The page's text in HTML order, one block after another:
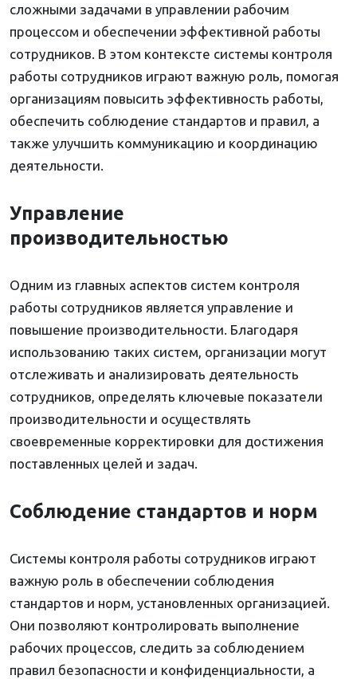
сложными задачами в управлении рабочим
процессом и обеспечении эффективной работы
сотрудников. В этом контексте системы контроля
работы сотрудников играют важную роль, помогая
организациям повысить эффективность работы,
обеспечить соблюдение стандартов и правил, а
также улучшить коммуникацию и координацию
деятельности.
Управление
производительностью
Одним из главных аспектов систем контроля
работы сотрудников является управление и
повышение производительности. Благодаря
использованию таких систем, организации могут
отслеживать и анализировать деятельность
сотрудников, определять ключевые показатели
производительности и осуществлять
своевременные корректировки для достижения
поставленных целей и задач.
Соблюдение стандартов и норм
Системы контроля работы сотрудников играют
важную роль в обеспечении соблюдения
стандартов и норм, установленных организацией.
Они позволяют контролировать выполнение
рабочих процессов, следить за соблюдением
правил безопасности и конфиденциальности, а